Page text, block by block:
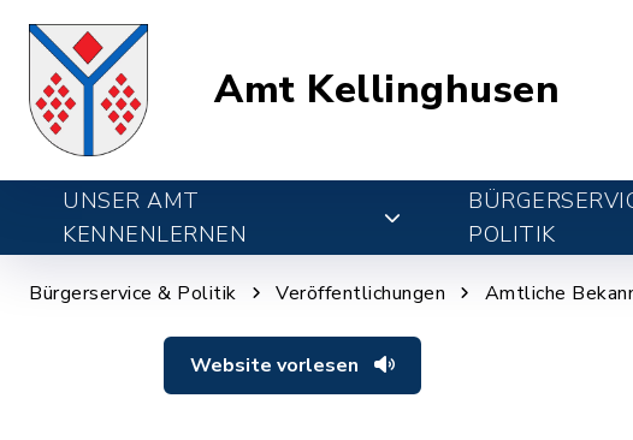
Amt Kellinghusen
UNSER AMT
KENNENLERNEN
POLITIK
Bürgerservice & Politik Veröffentlichungen Amtliche
Website vorlesen